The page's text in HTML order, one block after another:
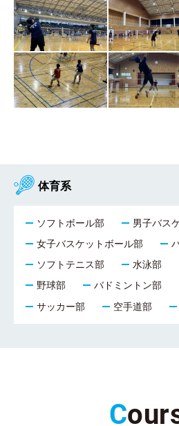
体育系
ソフトボール部
男子バス
女子バスケットボール部
ソフトテニス部
水泳部
野球部
バドミントン部
サッカー部
空手道部
C